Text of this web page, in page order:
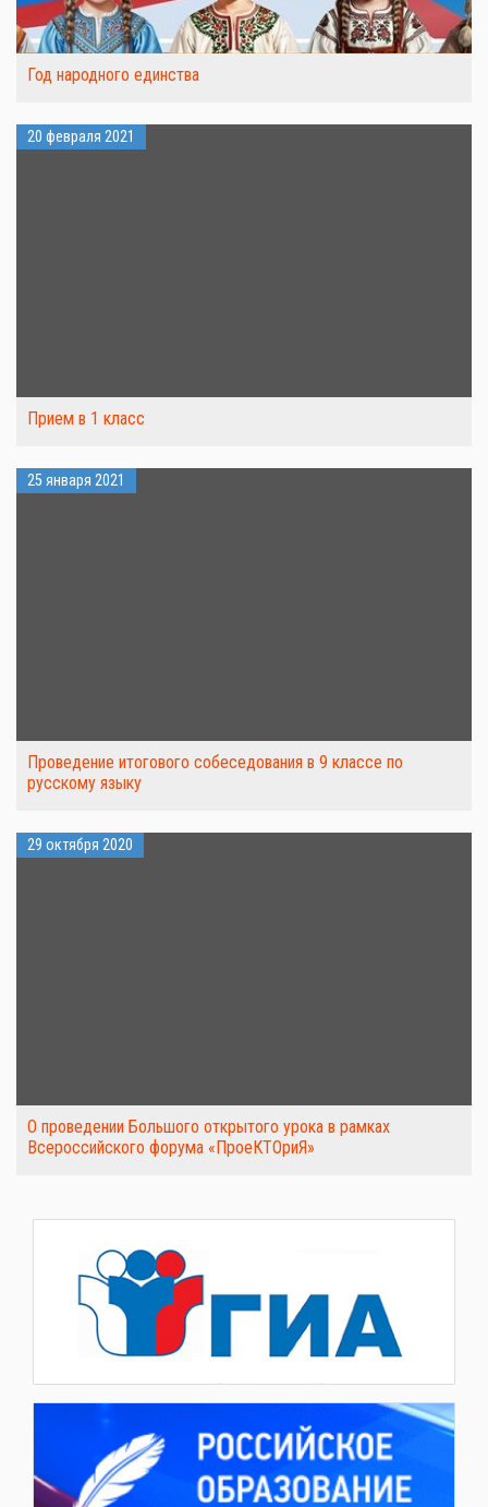
Год народного единства
20 февраля 2021
Прием в 1 класс
25 января 2021
Проведение итогового собеседования в 9 классе по
русскому языку
29 октября 2020
О проведении Большого открытого урока в рамках
Всероссийского форума «ПроеКТОриЯ»